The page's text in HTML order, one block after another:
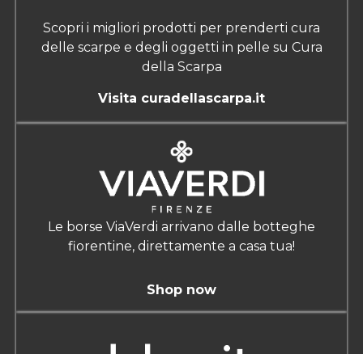
Scopri i migliori prodotti per prenderti cura
delle scarpe e degli oggetti in pelle su Cura
della Scarpa
Visita curadellascarpa.it
Le borse ViaVerdi arrivano dalle botteghe
fiorentine, direttamente a casa tua!
Shop now